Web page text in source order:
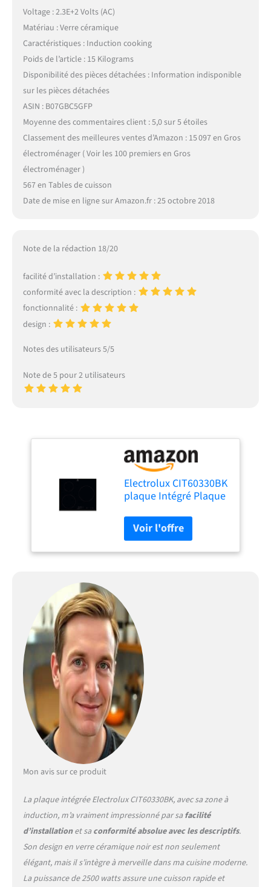
Voltage : 2.3E+2 Volts (AC)
Matériau : Verre céramique
Caractéristiques : Induction cooking
Poids de l’article : 15 Kilograms
Disponibilité des pièces détachées : Information indisponible
sur les pièces détachées
ASIN : B07GBC5GFP
Moyenne des commentaires client : 5,0 sur 5 étoiles
Classement des meilleures ventes d’Amazon : 15 097 en Gros
électroménager ( Voir les 100 premiers en Gros
électroménager )
567 en Tables de cuisson
Date de mise en ligne sur Amazon.fr : 25 octobre 2018
Note de la rédaction 18/20
facilité d’installation :
conformité avec la description :
fonctionnalité :
design :
Notes des utilisateurs 5/5
Note de 5 pour 2 utilisateurs
Electrolux CIT60330BK
plaque Intégré Plaque
Noir - Plaques
(Intégré, Plaque avec
2500 W, Rond, 14,5 cm)
Mon avis sur ce produit
La plaque intégrée Electrolux CIT60330BK, avec sa zone à
induction, m’a vraiment impressionné par safacilité
d’installationet saconformité absolue avec les descriptifs.
Son design en verre céramique noir est non seulement
élégant, mais il s’intègre à merveille dans ma cuisine moderne.
La puissance de 2500 watts assure une cuisson rapide et